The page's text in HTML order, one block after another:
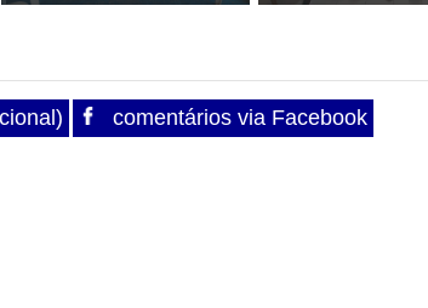
comentários via Facebook